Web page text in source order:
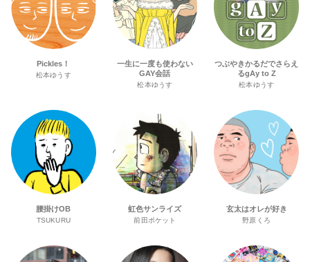
Pickles！
松本ゆうす
一生に一度も使わない
GAY会話
松本ゆうす
つぶやきかるだでさらえ
るgAy to Z
松本ゆうす
腰掛けOB
TSUKURU
虹色サンライズ
前田ポケット
玄太はオレが好き
野原くろ